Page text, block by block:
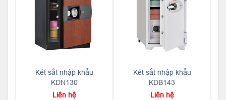
Két sắt nhập khẩu
KDN130
Liên hệ
Két sắt nhập khẩu
KDB143
Liên hệ